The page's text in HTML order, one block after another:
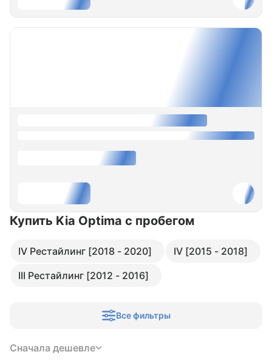
Купить Kia Optima с пробегом
IV Рестайлинг [2018 - 2020]
IV [2015 - 2018]
III Рестайлинг [2012 - 2016]
Все фильтры
Сначала дешевле